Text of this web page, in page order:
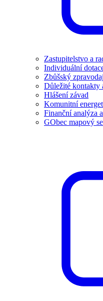
Zastupitelstvo a
Individuální
Zbůšský zpravodaj
Důležité kontakty
Hlášení závad
Komunitní
Finanční analýza
GObec mapový